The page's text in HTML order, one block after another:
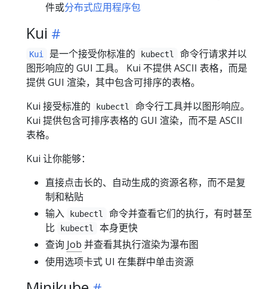
件或分布式应用程序包
Kui
Kui 是一个接受你标准的 kubectl
命令行请求并以
图形响应的 GUI 工具。 Kui 不提供 ASCII 表格，而是
提供 GUI 渲染，其中包含可排序的表格。
Kui 接受标准的
kubectl
命令行工具并以图形响应。
Kui 提供包含可排序表格的 GUI 渲染，而不是 ASCII
表格。
Kui 让你能够：
直接点击长的、自动生成的资源名称，而不是复
制和粘贴
输入
kubectl
命令并查看它们的执行，有时甚至
比
kubectl
本身更快
查询 Job 并查看其执行渲染为瀑布图
使用选项卡式 UI 在集群中单击资源